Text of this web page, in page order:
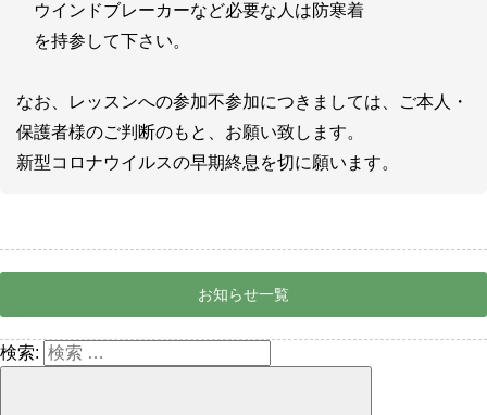
ウインドブレーカーなど必要な人は防寒着
を持参して下さい。
なお、レッスンへの参加不参加につきましては、ご本人・
保護者様のご判断のもと、お願い致します。
新型コロナウイルスの早期終息を切に願います。
お知らせ一覧
検索: